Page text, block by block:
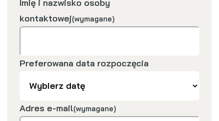
Imię i nazwisko osoby
kontaktowej(wymagane)
Preferowana data rozpoczęcia
Adres e-mail(wymagane)